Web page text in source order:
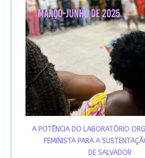
A POTÊNCIA DO LABORATÓRIO
FEMINISTA PARA A
DE SALVADOR